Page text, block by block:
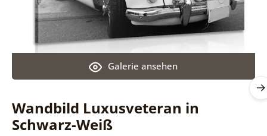
Wandbild Luxusveteran in
Schwarz-Weiß
Galerie ansehen